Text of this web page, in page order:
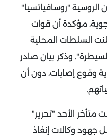
الروسية "روسافياتسيا"
مؤكدة أن قوات
السلطات المحلية
وذكر بيان صادر
وقوع إصابات، دون أن
متأخر الأحد "تحرير"
جهود وكالات إنفاذ